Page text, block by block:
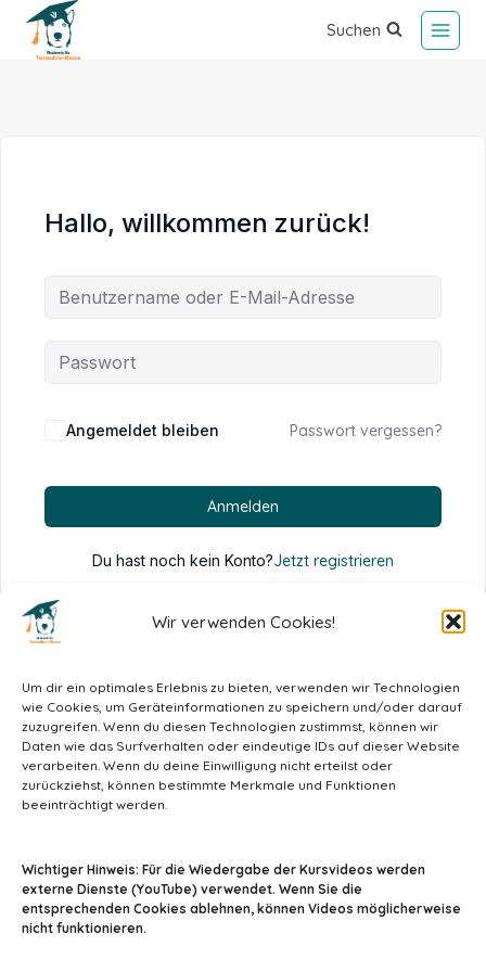
Wir verwenden Cookies!
Um dir ein optimales Erlebnis zu bieten, verwenden wir Technologien
wie Cookies, um Geräteinformationen zu speichern und/oder darauf
zuzugreifen. Wenn du diesen Technologien zustimmst, können wir
Daten wie das Surfverhalten oder eindeutige IDs auf dieser Website
verarbeiten. Wenn du deine Einwilligung nicht erteilst oder
zurückziehst, können bestimmte Merkmale und Funktionen
beeinträchtigt werden.
Wichtiger Hinweis: Für die Wiedergabe der Kursvideos werden
externe Dienste (YouTube) verwendet. Wenn Sie die
entsprechenden Cookies ablehnen, können Videos möglicherweise
nicht funktionieren.
Suchen
Hallo, willkommen zurück!
Alternative:
Angemeldet bleiben Passwort vergessen?
Anmelden
Du hast noch kein Konto?Jetzt registrieren
info@tiermedizin-wissen.de